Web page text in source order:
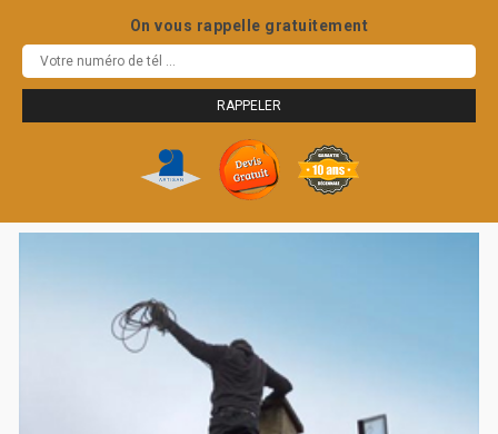
On vous rappelle gratuitement